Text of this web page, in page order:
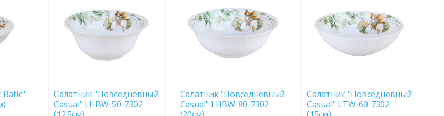
Batic"
Салатник "Повседневный
Casual" LHBW-50-7302
Салатник "Повседневный
Casual" LHBW-80-7302
Салатник "Повседневный
Casual" LTW-60-7302